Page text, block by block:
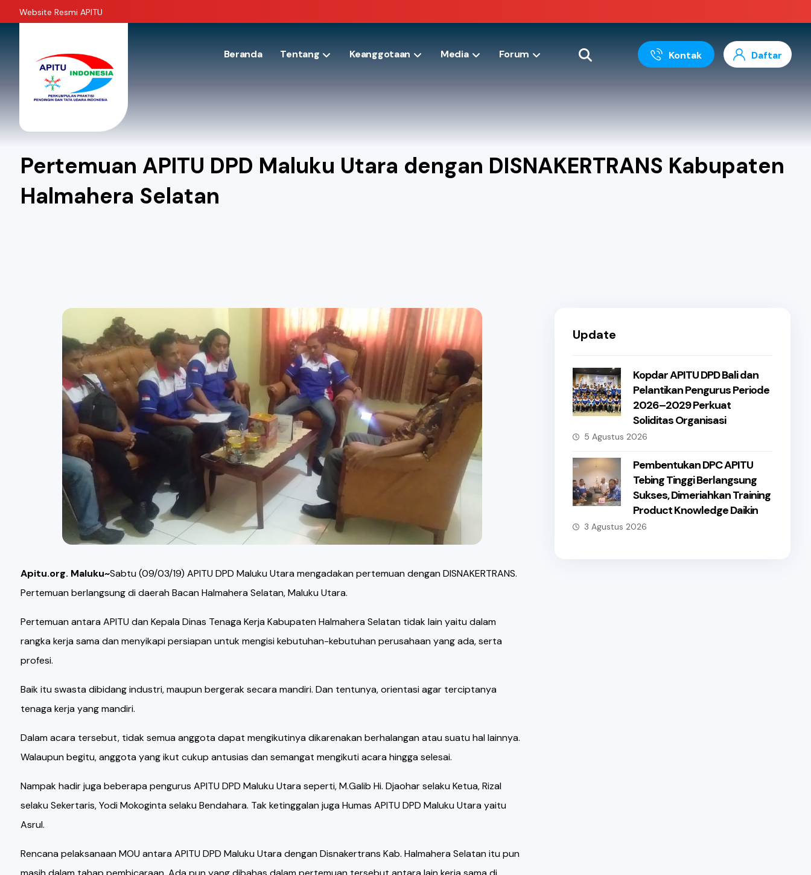
Website Resmi APITU
Beranda Tentang Keanggotaan Media Forum Daftar
Kontak
Pertemuan APITU DPD Maluku Utara dengan DISNAKERTRANS Kabupaten
Halmahera Selatan
Apitu.org. Maluku~Sabtu (09/03/19) APITU DPD Maluku Utara mengadakan pertemuan dengan DISNAKERTRANS.
Pertemuan berlangsung di daerah Bacan Halmahera Selatan, Maluku Utara.
Pertemuan antara APITU dan Kepala Dinas Tenaga Kerja Kabupaten Halmahera Selatan tidak lain yaitu dalam
rangka kerja sama dan menyikapi persiapan untuk mengisi kebutuhan-kebutuhan perusahaan yang ada, serta
profesi.
Baik itu swasta dibidang industri, maupun bergerak secara mandiri. Dan tentunya, orientasi agar terciptanya
tenaga kerja yang mandiri.
Dalam acara tersebut, tidak semua anggota dapat mengikutinya dikarenakan berhalangan atau suatu hal lainnya.
Walaupun begitu, anggota yang ikut cukup antusias dan semangat mengikuti acara hingga selesai.
Nampak hadir juga beberapa pengurus APITU DPD Maluku Utara seperti, M.Galib Hi. Djaohar selaku Ketua, Rizal
selaku Sekertaris, Yodi Mokoginta selaku Bendahara. Tak ketinggalan juga Humas APITU DPD Maluku Utara yaitu
Asrul.
Rencana pelaksanaan MOU antara APITU DPD Maluku Utara dengan Disnakertrans Kab. Halmahera Selatan itu pun
Update
Kopdar APITU DPD Bali dan
Pelantikan Pengurus Periode
2026–2029 Perkuat
Soliditas Organisasi
5 Agustus 2026
Pembentukan DPC APITU
Tebing Tinggi Berlangsung
Sukses, Dimeriahkan Training
Product Knowledge Daikin
3 Agustus 2026